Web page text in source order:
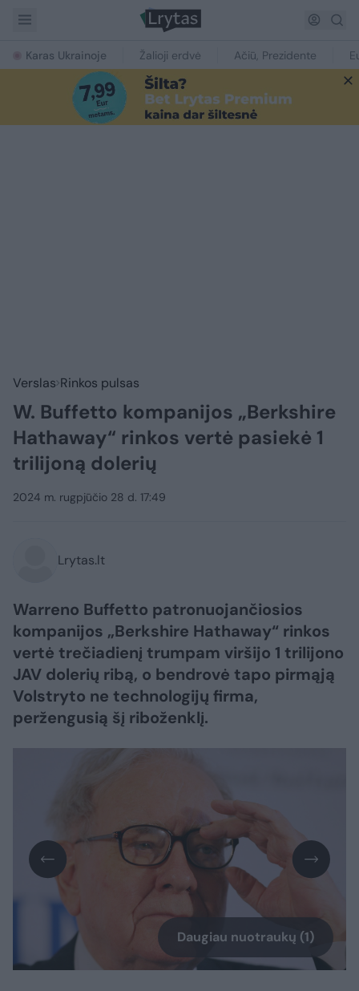
Karas Ukrainoje Žalioji erdvė Ačiū, Prezidente
Verslas Rinkos pulsas
W. Buffetto kompanijos „Berkshire
Hathaway“ rinkos vertė pasiekė 1
trilijoną dolerių
2024 m. rugpjūčio 28 d. 17:49
Lrytas.lt
Warreno Buffetto patronuojančiosios
kompanijos „Berkshire Hathaway“ rinkos
vertė trečiadienį trumpam viršijo 1 trilijono
JAV dolerių ribą, o bendrovė tapo pirmąją
Volstryto ne technologijų firma,
peržengusią šį riboženklį.
Daugiau nuotraukų (1)